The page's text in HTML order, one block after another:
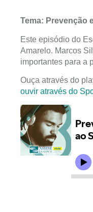
Tema: Prevenção
Este episódio do
Amarelo. Marcos
importantes para a
Ouça através do
ouvir através do